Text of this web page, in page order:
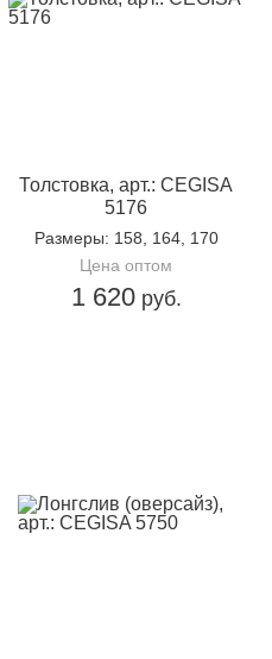
Толстовка, арт.: CEGISA
5176
Размеры: 158, 164, 170
Цена оптом
1 620руб.